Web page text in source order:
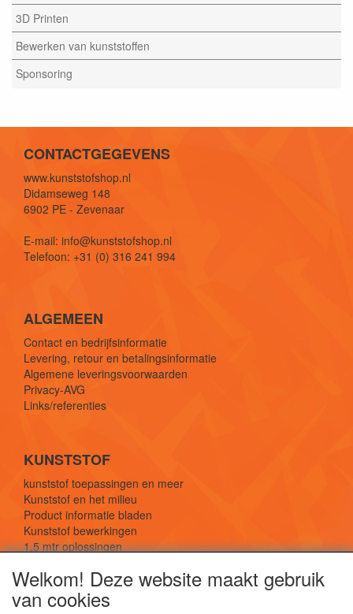
3D Printen
Bewerken van kunststoffen
Sponsoring
CONTACTGEGEVENS
www.kunststofshop.nl
Didamseweg 148
6902 PE - Zevenaar
E-mail: info@kunststofshop.nl
Telefoon: +31 (0) 316 241 994
ALGEMEEN
Contact en bedrijfsinformatie
Levering, retour en betalingsinformatie
Algemene leveringsvoorwaarden
Privacy-AVG
Links/referenties
KUNSTSTOF
kunststof toepassingen en meer
Kunststof en het milieu
Product informatie bladen
Kunststof bewerkingen
1,5 mtr oplossingen
Welkom! Deze website maakt gebruik
van cookies